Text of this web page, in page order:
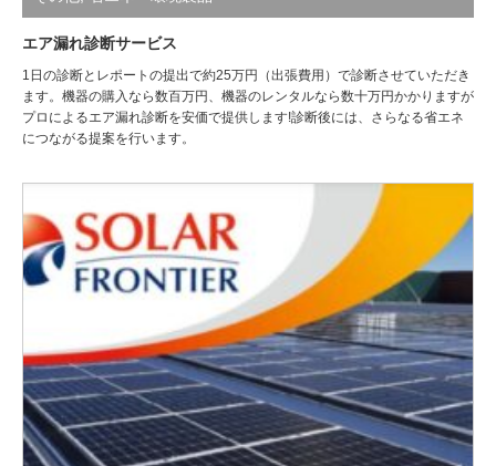
エア漏れ診断サービス
1日の診断とレポートの提出で約25万円（出張費用）で診断させていただき
ます。機器の購入なら数百万円、機器のレンタルなら数十万円かかりますが
プロによるエア漏れ診断を安価で提供します!診断後には、さらなる省エネ
につながる提案を行います。